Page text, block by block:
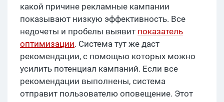
какой причине рекламные кампании
показывают низкую эффективность. Все
недочеты и пробелы выявит показатель
оптимизации. Система тут же даст
рекомендации, с помощью которых можно
усилить потенциал кампаний. Если все
рекомендации выполнены, система
отправит пользователю оповещение. Этот